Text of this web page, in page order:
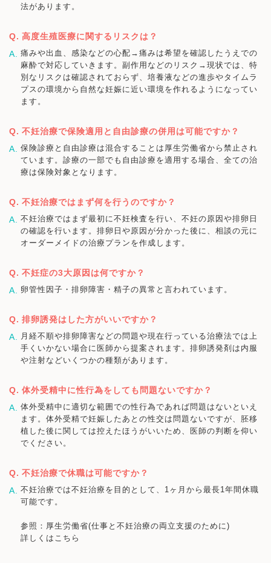
法があります。
高度生殖医療に関するリスクは？
痛みや出血、感染などの心配→痛みは希望を確認したうえでの
麻酔で対応していきます。副作用などのリスク→現状では、特
別なリスクは確認されておらず、培養液などの進歩やタイムラ
プスの環境から自然な妊娠に近い環境を作れるようになってい
ます。
不妊治療で保険適用と自由診療の併用は可能ですか？
保険診療と自由診療は混合することは厚生労働省から禁止され
ています。診療の一部でも自由診療を適用する場合、全ての治
療は保険対象となります。
不妊治療ではまず何を行うのですか？
不妊治療ではまず最初に不妊検査を行い、不妊の原因や排卵日
の確認を行います。排卵日や原因が分かった後に、相談の元に
オーダーメイドの治療プランを作成します。
不妊症の3大原因は何ですか？
卵管性因子・排卵障害・精子の異常と言われています。
排卵誘発はした方がいいですか？
月経不順や排卵障害などの問題や現在行っている治療法では上
手くいかない場合に医師から提案されます。排卵誘発剤は内服
や注射などいくつかの種類があります。
体外受精中に性行為をしても問題ないですか？
体外受精中に適切な範囲での性行為であれば問題はないといえ
ます。体外受精で妊娠したあとの性交は問題ないですが、胚移
植した後に関しては控えたほうがいいため、医師の判断を仰い
でください。
不妊治療で休職は可能ですか？
不妊治療では不妊治療を目的として、1ヶ月から最長1年間休職
可能です。
参照：厚生労働省(仕事と不妊治療の両立支援のために)
詳しくはこちら